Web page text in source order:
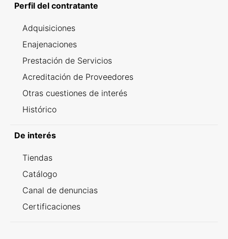
Perfil del contratante
Adquisiciones
Enajenaciones
Prestación de Servicios
Acreditación de Proveedores
Otras cuestiones de interés
Histórico
De interés
Tiendas
Catálogo
Canal de denuncias
Certificaciones